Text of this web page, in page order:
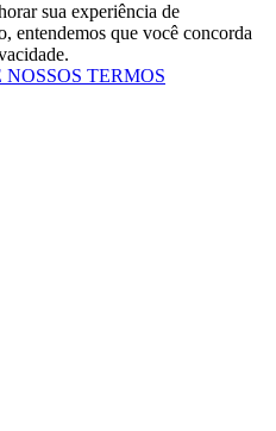
sua experiência de
entendemos que você concorda
NOSSOS TERMOS